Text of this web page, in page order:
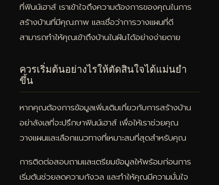
ที่ฟินน์เฮาส์ เราเข้าใจถึงความต้องการของคุณในการ
สร้างบ้านที่มีคุณภาพ และเชื่อว่าการวางแผนที่ดี
สามารถทำให้คุณเข้าถึงบ้านในฝันได้อย่างง่ายดาย
ควรเริ่มต้นอย่างไรให้ตัดสินใจได้แม่นยำ
ขึ้น
หากคุณต้องการข้อมูลเพิ่มเติมเกี่ยวกับการสร้างบ้าน
อย่าลังเลที่จะปรึกษาฟินน์เฮาส์ เพื่อให้เราช่วยคุณ
วางแผนและเลือกแนวทางที่เหมาะสมที่สุดสำหรับคุณ
การติดต่อสอบถามและเตรียมข้อมูลให้พร้อมก่อนการ
เริ่มต้นช่วยลดความกังวล และทำให้คุณมีความมั่นใจ